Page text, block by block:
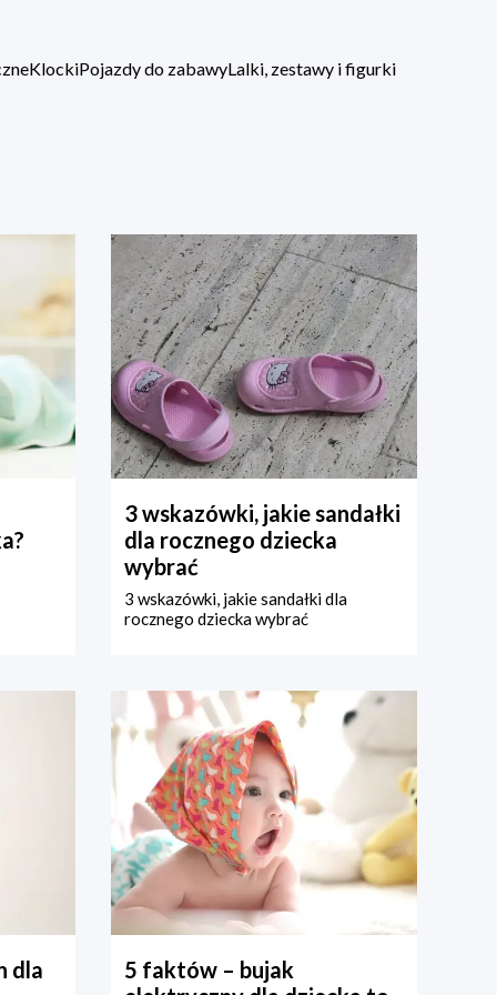
KlockiPojazdy do zabawyLalki, zestawy i figurki
3 wskazówki, jakie sandałki
dla rocznego dziecka
wybrać
3 wskazówki, jakie sandałki dla
rocznego dziecka wybrać
dla
5 faktów – bujak